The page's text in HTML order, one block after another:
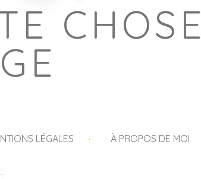
CHOSE
LÉGALES À PROPOS DE MOI